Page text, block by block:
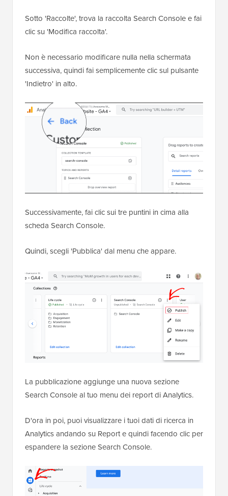
Sotto 'Raccolte', trova la raccolta Search Console e fai
clic su 'Modifica raccolta'.
Non è necessario modificare nulla nella schermata
successiva, quindi fai semplicemente clic sul pulsante
'Indietro' in alto.
Successivamente, fai clic sui tre puntini in cima alla
scheda Search Console.
Quindi, scegli 'Pubblica' dal menu che appare.
La pubblicazione aggiunge una nuova sezione
Search Console al tuo menu dei report di Analytics.
D'ora in poi, puoi visualizzare i tuoi dati di ricerca in
Analytics andando su Report e quindi facendo clic per
espandere la sezione Search Console.